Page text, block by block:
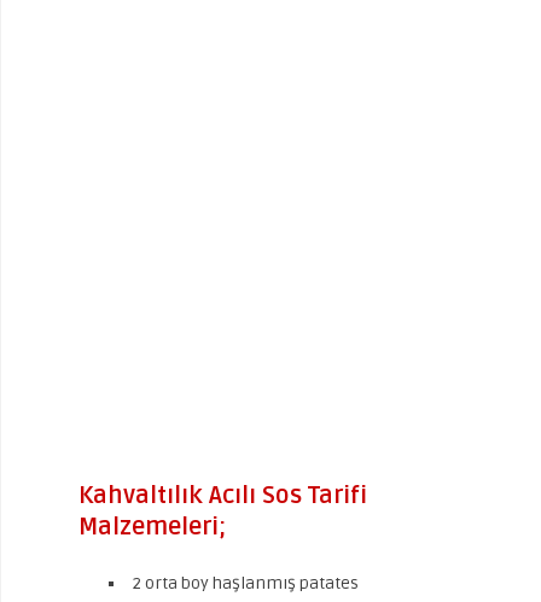
Kahvaltılık Acılı Sos Tarifi
Malzemeleri;
2 orta boy haşlanmış patates